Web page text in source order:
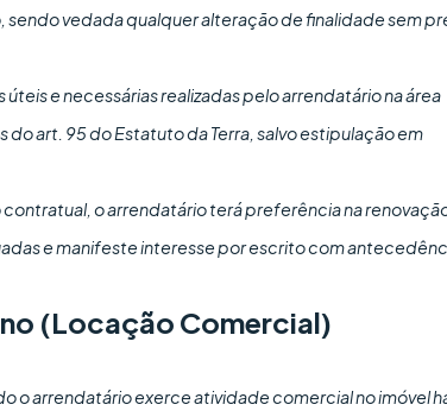
vedada qualquer alteração de finalidade sem
úteis e necessárias realizadas pelo arrendatário na área
art. 95 do Estatuto da Terra, salvo estipulação em
contratual, o arrendatário terá preferência na
e manifeste interesse por escrito com
(Locação Comercial)
o arrendatário exerce atividade comercial no imóvel